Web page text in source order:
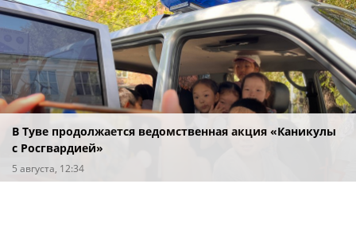
В Туве продолжается ведомственная акция «Каникулы
с Росгвардией»
5 августа, 12:34